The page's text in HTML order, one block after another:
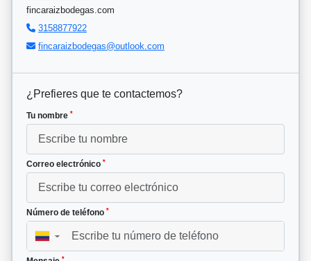
fincaraizbodegas.com
3158877922
fincaraizbodegas@outlook.com
¿Prefieres que te contactemos?
Tu nombre *
Correo electrónico *
Número de teléfono *
▼
*